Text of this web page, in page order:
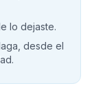
lo dejaste.
desde el